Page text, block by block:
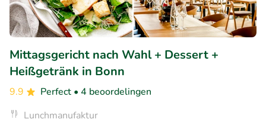
Mittagsgericht nach Wahl + Dessert +
Heißgetränk in Bonn
9.9 Perfect • 4 beoordelingen
Lunchmanufaktur